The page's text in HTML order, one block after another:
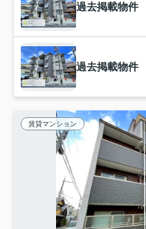
過去掲載物件
過去掲載物件
賃貸マンション